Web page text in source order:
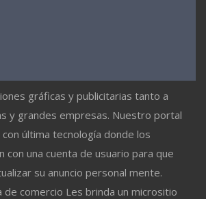
gráficas y publicitarias tanto a
y grandes empresas. Nuestro portal
última tecnología donde los
con una cuenta de usuario para que
su anuncio personal mente.
comercio Les brinda un micrositio